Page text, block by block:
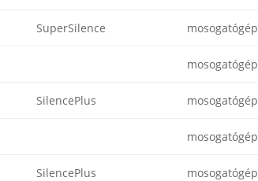
SuperSilence mosogatógép
mosogatógép
SilencePlus mosogatógép
mosogatógép
SilencePlus mosogatógép